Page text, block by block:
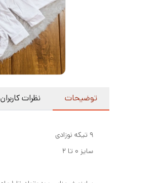
توضیحات نظرات کاربران
۹ تیکه نوزادی
سایز ۰ تا ۲